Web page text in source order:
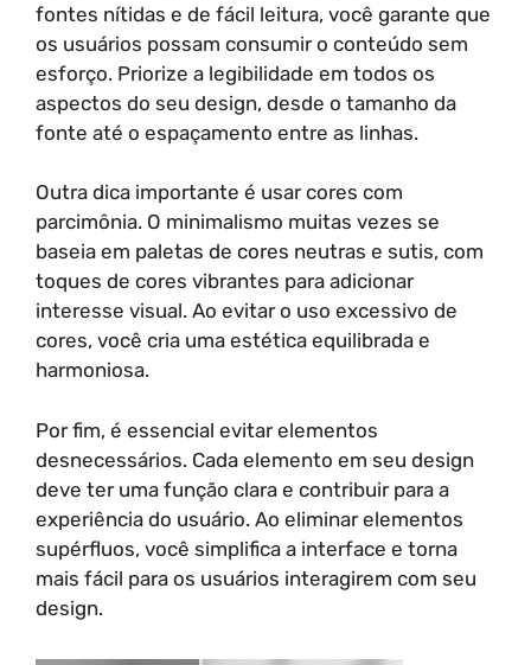
fontes nítidas e de fácil leitura, você garante que
os usuários possam consumir o conteúdo sem
esforço. Priorize a legibilidade em todos os
aspectos do seu design, desde o tamanho da
fonte até o espaçamento entre as linhas.
Outra dica importante é usar cores com
parcimônia. O minimalismo muitas vezes se
baseia em paletas de cores neutras e sutis, com
toques de cores vibrantes para adicionar
interesse visual. Ao evitar o uso excessivo de
cores, você cria uma estética equilibrada e
harmoniosa.
Por fim, é essencial evitar elementos
desnecessários. Cada elemento em seu design
deve ter uma função clara e contribuir para a
experiência do usuário. Ao eliminar elementos
supérfluos, você simplifica a interface e torna
mais fácil para os usuários interagirem com seu
design.